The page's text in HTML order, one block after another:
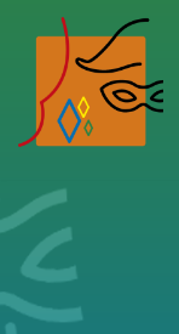
Aller
contenu